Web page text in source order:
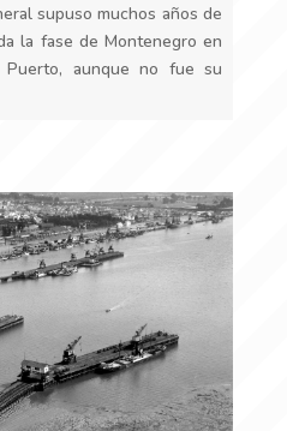
supuso muchos años de
la fase de Montenegro en
aunque no fue su